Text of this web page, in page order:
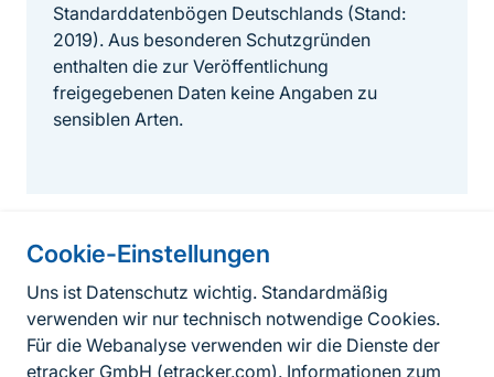
Cookie-Einstellungen
Uns ist Datenschutz wichtig. Standardmäßig
verwenden wir nur technisch notwendige Cookies.
Für die Webanalyse verwenden wir die Dienste der
etracker GmbH (etracker.com). Informationen zum
Standarddatenbögen Deutschlands (Stand:
2019). Aus besonderen Schutzgründen
enthalten die zur Veröffentlichung
freigegebenen Daten keine Angaben zu
sensiblen Arten.
Informationen zur Seite
FußzeileKontakt zum BfN
Kontaktformular